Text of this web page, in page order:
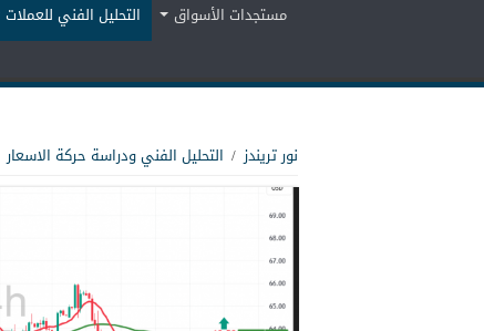
مستجدات الأسواق التحليل الفني للعملات
نور تريندز / التحليل الفني ودراسة حركة الاسعار